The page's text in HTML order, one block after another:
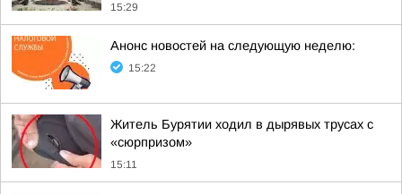
15:29
Анонс новостей на следующую неделю:
15:22
Житель Бурятии ходил в дырявых трусах с
«сюрпризом»
15:11